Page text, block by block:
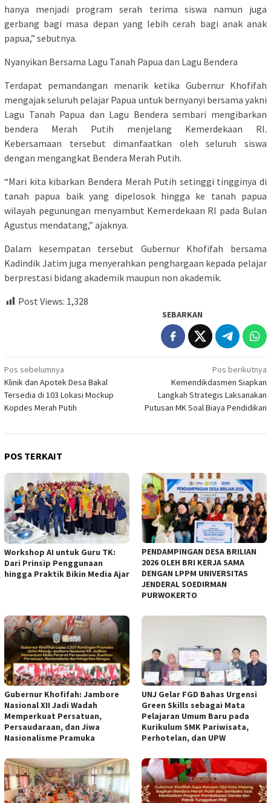
hanya menjadi program serah terima siswa namun juga
gerbang bagi masa depan yang lebih cerah bagi anak anak
papua,” sebutnya.
Nyanyikan Bersama Lagu Tanah Papua dan Lagu Bendera
Terdapat pemandangan menarik ketika Gubernur Khofifah
mengajak seluruh pelajar Papua untuk bernyanyi bersama yakni
Lagu Tanah Papua dan Lagu Bendera sembari mengibarkan
bendera Merah Putih menjelang Kemerdekaan RI.
Kebersamaan tersebut dimanfaatkan oleh seluruh siswa
dengan mengangkat Bendera Merah Putih.
“Mari kita kibarkan Bendera Merah Putih setinggi tingginya di
tanah papua baik yang dipelosok hingga ke tanah papua
wilayah pegunungan menyambut Kemerdekaan RI pada Bulan
Agustus mendatang,” ajaknya.
Dalam kesempatan tersebut Gubernur Khofifah bersama
Kadindik Jatim juga menyerahkan penghargaan kepada pelajar
berprestasi bidang akademik maupun non akademik.
Post Views: 1,328
SEBARKAN
Navigasi
pos
Pos sebelumnya
Klinik dan Apotek Desa Bakal
Tersedia di 103 Lokasi Mockup
Kopdes Merah Putih
Pos berikutnya
Kemendikdasmen Siapkan
Langkah Strategis Laksanakan
Putusan MK Soal Biaya Pendidikan
POS TERKAIT
Workshop AI untuk Guru TK:
Dari Prinsip Penggunaan
hingga Praktik Bikin Media Ajar
PENDAMPINGAN DESA BRILIAN
2026 OLEH BRI KERJA SAMA
DENGAN LPPM UNIVERSITAS
JENDERAL SOEDIRMAN
PURWOKERTO
Gubernur Khofifah: Jambore
Nasional XII Jadi Wadah
Memperkuat Persatuan,
Persaudaraan, dan Jiwa
Nasionalisme Pramuka
UNJ Gelar FGD Bahas Urgensi
Green Skills sebagai Mata
Pelajaran Umum Baru pada
Kurikulum SMK Pariwisata,
Perhotelan, dan UPW